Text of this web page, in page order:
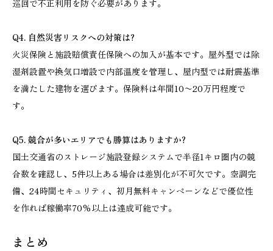
巡回で不正利用を防ぐ必要があります。
Q4. 自然災害リスクへの対策は?
火災保険と施設賠償責任保険への加入が基本です。屋外型では除
湿剤設置や換気口増設で内部温度を管理し、屋内型では耐震基準
を満たした建物を選びます。保険料は年間10〜20万円程度で
す。
Q5. 競合が多いエリアでも勝算はありますか?
国土交通省のストレージ施設登録システムで半径1キロ圏内の競
合数を確認し、5件以上ある場合は差別化が不可欠です。空調完
備、24時間セキュリティ、初月無料キャンペーンなどで優位性
を作れば稼働率70%以上は達成可能です。
まとめ